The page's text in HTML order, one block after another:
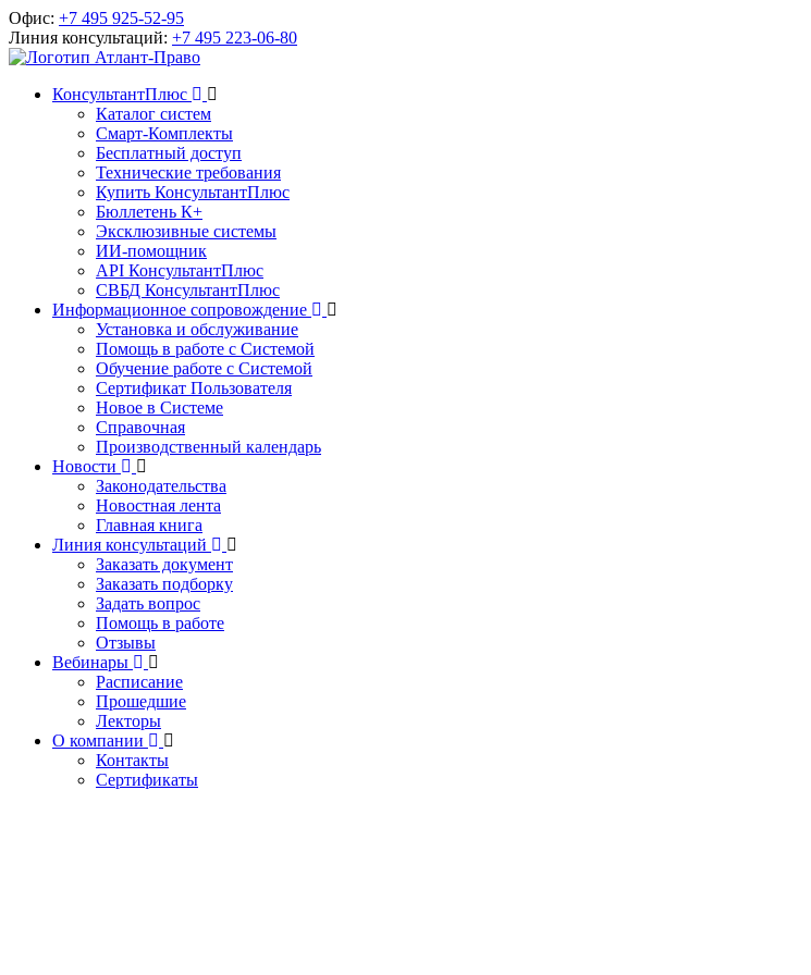
Офис: +7 495 925-52-95
Линия консультаций: +7 495 223-06-80
КонсультантПлюс
Каталог систем
Смарт-Комплекты
Бесплатный доступ
Технические требования
Купить КонсультантПлюс
Бюллетень К+
Эксклюзивные системы
ИИ-помощник
API КонсультантПлюс
СВБД КонсультантПлюс
Информационное сопровождение
Установка и обслуживание
Помощь в работе с Системой
Обучение работе с Системой
Сертификат Пользователя
Новое в Системе
Справочная
Производственный календарь
Новости
Законодательства
Новостная лента
Главная книга
Линия консультаций
Заказать документ
Заказать подборку
Задать вопрос
Помощь в работе
Отзывы
Вебинары
Расписание
Прошедшие
Лекторы
О компании
Контакты
Сертификаты